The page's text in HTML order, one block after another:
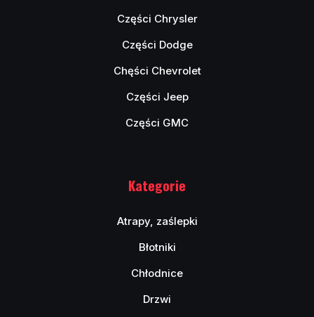
Części Chrysler
Części Dodge
Chęści Chevrolet
Części Jeep
Części GMC
Kategorie
Atrapy, zaślepki
Błotniki
Chłodnice
Drzwi